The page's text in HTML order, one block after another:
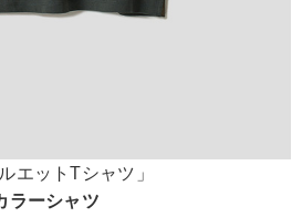
エットTシャツ」
ラーシャツ